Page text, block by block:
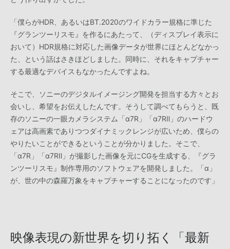
「僕らがHDR、あるいはBT.2020のワイドカラー規格に準じた
『グランツーリスモ』を作るにあたって、（ディスプレイ表示に
おいて）HDR規格に対応した画像データが世界にほとんどなかっ
た、という話はさきほどしました。同時に、それをキャプチャー
する最適なデバイスもなかったんですよね。
そこで、ソニーのデジタルイメージング開発を担当する方々とお
会いし、希望をお伝えしたんです。そうして調べてもらうと、既
存のソニーの一眼カメラシステム「α7R」「α7RⅡ」のハードウ
ェアは高画素でありつつダイナミックレンジが広いため、僕らの
やりたいことができるということが分かりました。そこで、
「α7R」「α7RⅡ」が撮影した画像を元にCGを生成する、『グラ
ンツーリスモ』制作専用のソフトウェアを開発しました。「α」
が、世の中の森羅万象をキャプチャーすることになったのです」
映像表現の新世界を切り拓く「最新